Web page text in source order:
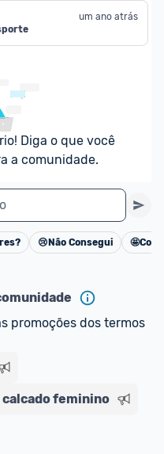
um ano atrás
Diga o que você
a comunidade.
Cancelar
😢 Não Consegui 🤩
promoções dos termos
calcado feminino